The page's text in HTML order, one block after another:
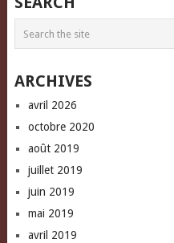
(Opens
in
window)
(Opens
in
window)
friend
ARCHIVES
avril 2026
octobre 2020
août 2019
juillet 2019
juin 2019
mai 2019
avril 2019